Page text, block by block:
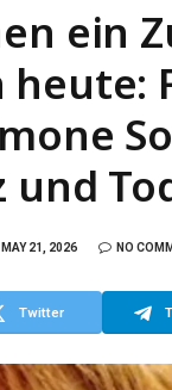
ein
und
MAY 21, 2026 NO
Twitter